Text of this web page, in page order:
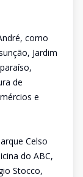
como
Jardim
de
e
Celso
do ABC,
Stocco,